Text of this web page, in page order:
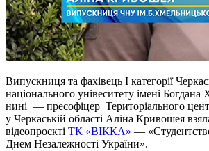
Випускниця та фахівець І категорії
національного унівеситету імені
нині — пресофіцер Територіального
у Черкаській області Аліна Кривошея
відеопроєкті ТК «ВІККА» —
Днем Незалежності України».